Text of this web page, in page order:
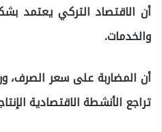
أن الاقتصاد التركي يعتمد
والخدمات.
أن المضاربة على سعر الصرف،
تراجع الأنشطة الاقتصادية